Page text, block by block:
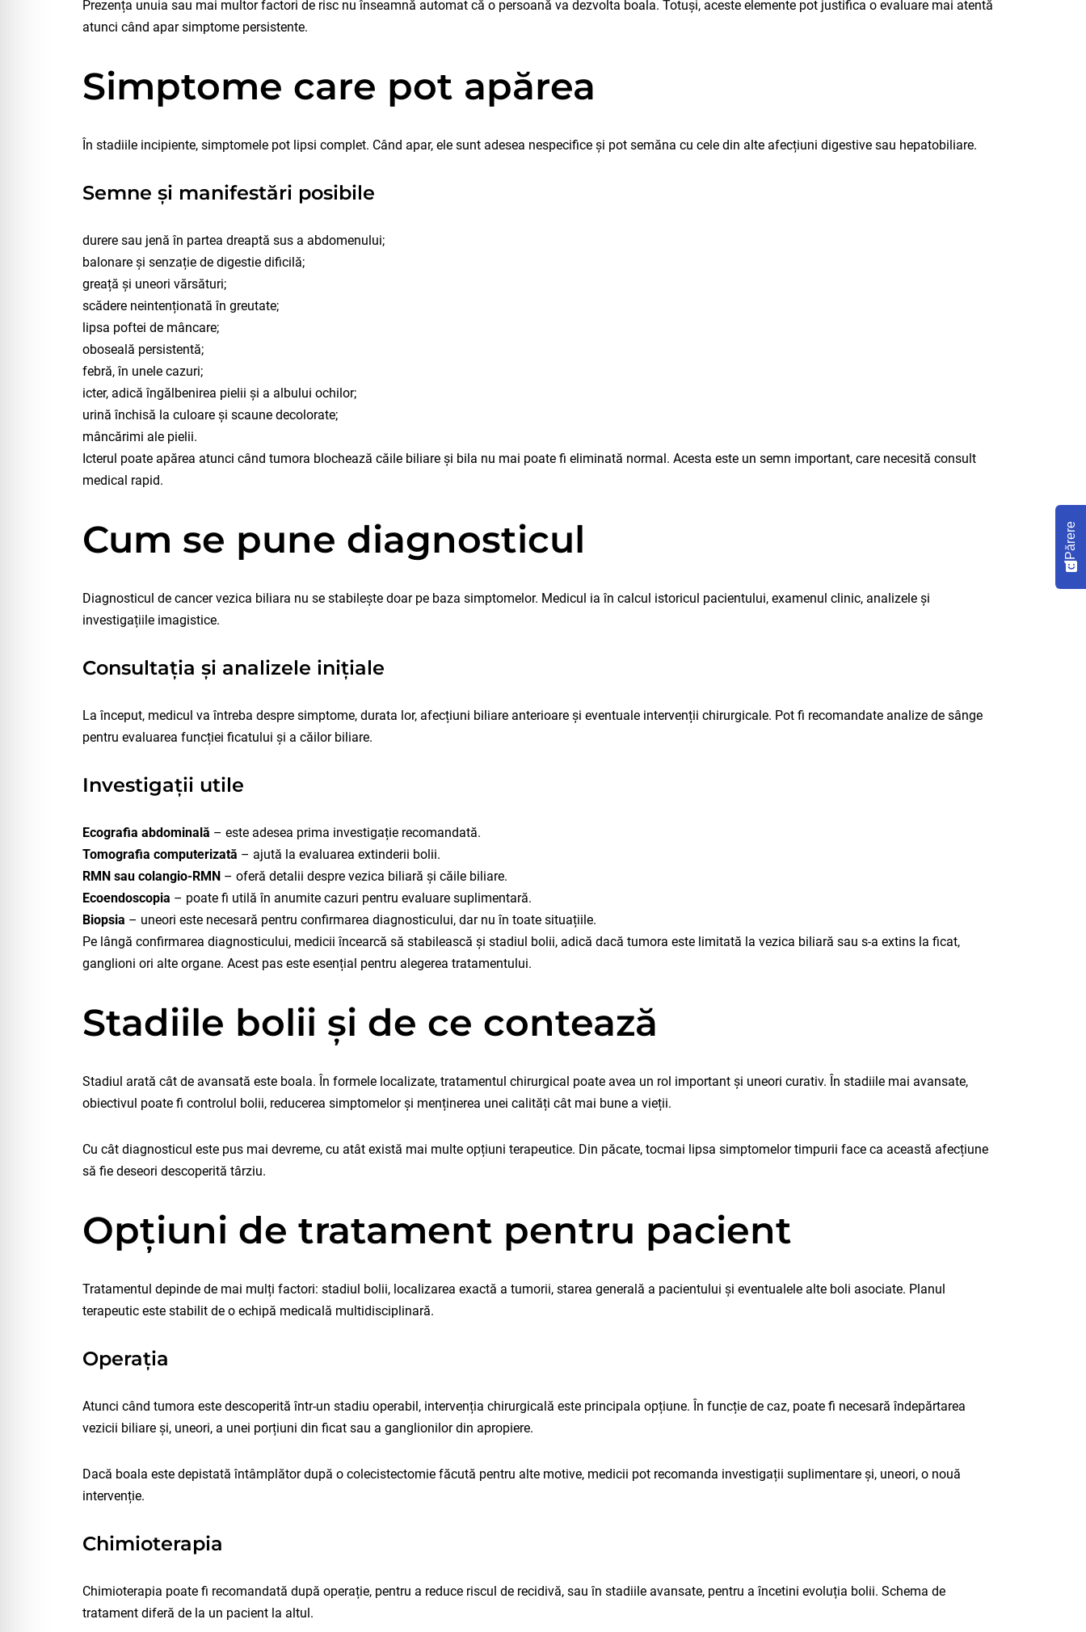
Prezența unuia sau mai multor factori de risc nu înseamnă automat că o persoană va dezvolta boala. Totuși, aceste elemente pot justifica o evaluare mai atentă
atunci când apar simptome persistente.
Simptome care pot apărea
În stadiile incipiente, simptomele pot lipsi complet. Când apar, ele sunt adesea nespecifice și pot semăna cu cele din alte afecțiuni digestive sau hepatobiliare.
Semne și manifestări posibile
durere sau jenă în partea dreaptă sus a abdomenului;
balonare și senzație de digestie dificilă;
greață și uneori vărsături;
scădere neintenționată în greutate;
lipsa poftei de mâncare;
oboseală persistentă;
febră, în unele cazuri;
icter, adică îngălbenirea pielii și a albului ochilor;
urină închisă la culoare și scaune decolorate;
mâncărimi ale pielii.
Icterul poate apărea atunci când tumora blochează căile biliare și bila nu mai poate fi eliminată normal. Acesta este un semn important, care necesită consult
medical rapid.
Cum se pune diagnosticul
Diagnosticul de cancer vezica biliara nu se stabilește doar pe baza simptomelor. Medicul ia în calcul istoricul pacientului, examenul clinic, analizele și
investigațiile imagistice.
Consultația și analizele inițiale
La început, medicul va întreba despre simptome, durata lor, afecțiuni biliare anterioare și eventuale intervenții chirurgicale. Pot fi recomandate analize de sânge
pentru evaluarea funcției ficatului și a căilor biliare.
Investigații utile
Ecografia abdominală – este adesea prima investigație recomandată.
Tomografia computerizată – ajută la evaluarea extinderii bolii.
RMN sau colangio-RMN – oferă detalii despre vezica biliară și căile biliare.
Ecoendoscopia – poate fi utilă în anumite cazuri pentru evaluare suplimentară.
Biopsia – uneori este necesară pentru confirmarea diagnosticului, dar nu în toate situațiile.
Pe lângă confirmarea diagnosticului, medicii încearcă să stabilească și stadiul bolii, adică dacă tumora este limitată la vezica biliară sau s-a extins la ficat,
ganglioni ori alte organe. Acest pas este esențial pentru alegerea tratamentului.
Stadiile bolii și de ce contează
Stadiul arată cât de avansată este boala. În formele localizate, tratamentul chirurgical poate avea un rol important și uneori curativ. În stadiile mai avansate,
obiectivul poate fi controlul bolii, reducerea simptomelor și menținerea unei calități cât mai bune a vieții.
Cu cât diagnosticul este pus mai devreme, cu atât există mai multe opțiuni terapeutice. Din păcate, tocmai lipsa simptomelor timpurii face ca această afecțiune
să fie deseori descoperită târziu.
Opțiuni de tratament pentru pacient
Tratamentul depinde de mai mulți factori: stadiul bolii, localizarea exactă a tumorii, starea generală a pacientului și eventualele alte boli asociate. Planul
terapeutic este stabilit de o echipă medicală multidisciplinară.
Operația
Atunci când tumora este descoperită într-un stadiu operabil, intervenția chirurgicală este principala opțiune. În funcție de caz, poate fi necesară îndepărtarea
vezicii biliare și, uneori, a unei porțiuni din ficat sau a ganglionilor din apropiere.
Dacă boala este depistată întâmplător după o colecistectomie făcută pentru alte motive, medicii pot recomanda investigații suplimentare și, uneori, o nouă
intervenție.
Chimioterapia
Chimioterapia poate fi recomandată după operație, pentru a reduce riscul de recidivă, sau în stadiile avansate, pentru a încetini evoluția bolii. Schema de
tratament diferă de la un pacient la altul.
Părere